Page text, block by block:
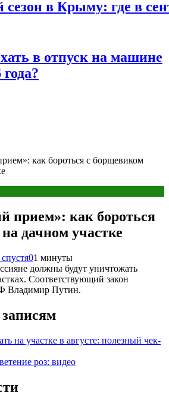
в Крыму: где в
в отпуск на машине
как бороться с борщевиком
прием»: как бороться
дачном участке
01 минуты
должны будут уничтожать
Соответствующий закон
Владимир Путин.
на участке в августе: полезный чек-
роз: видео